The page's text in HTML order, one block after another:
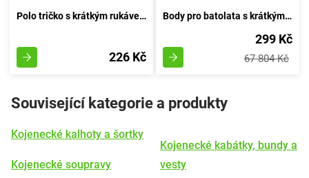
Polo tričko s krátkým rukávem pro chlapce, značky Minoti, model Roar 5, velikost kluka - 92/98 | 2/3let
226 Kč
Body pro batolata s krátkým rukávem 3ks, Minoti, Zahrada 3, růžové - 74/80 | 9-12m
299 Kč
67 804 Kč
Související kategorie a produkty
Kojenecké kalhoty a šortky
Kojenecké soupravy
Kojenecké kabátky, bundy a
vesty